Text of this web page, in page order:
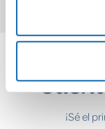
¡Sé el